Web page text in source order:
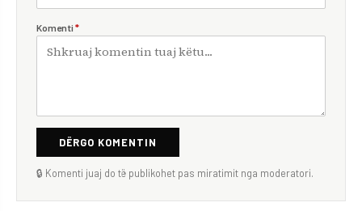
Komenti *
DËRGO KOMENTIN
🔒 Komenti juaj do të publikohet pas miratimit nga moderatori.